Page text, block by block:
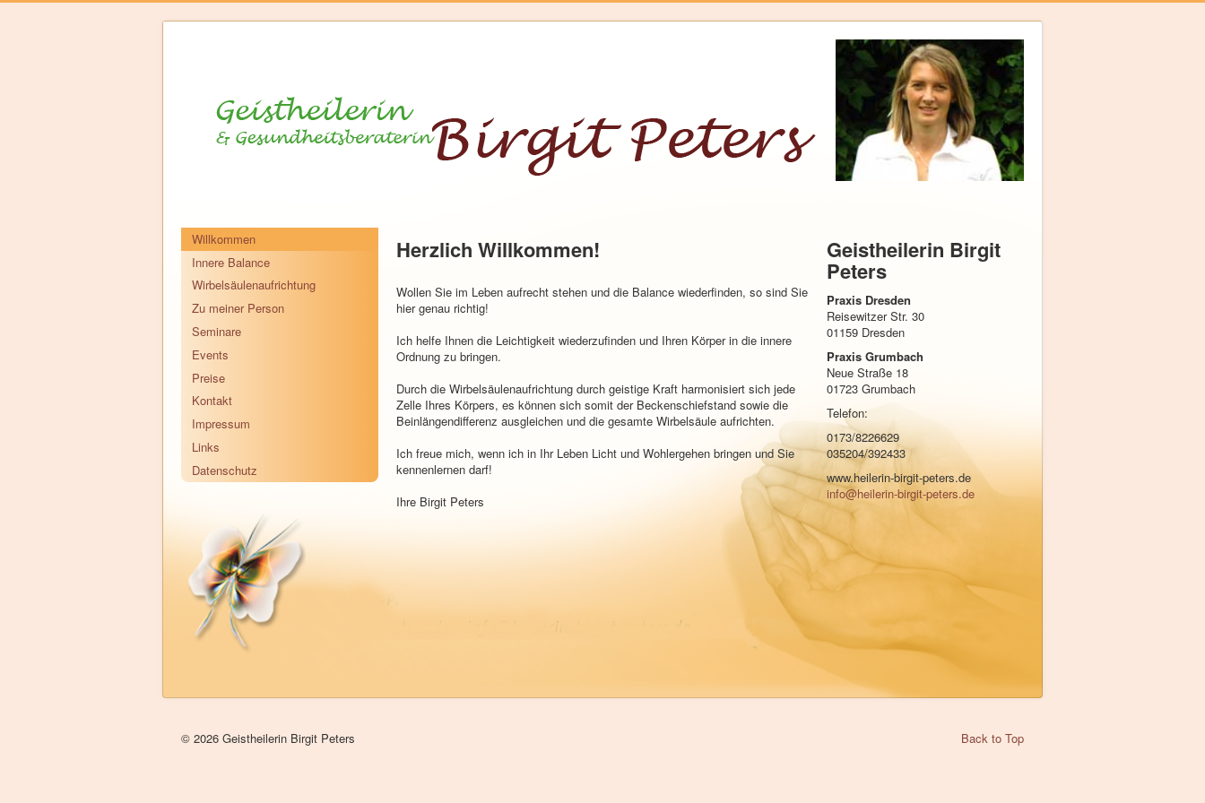
Willkommen
Innere Balance
Wirbelsäulenaufrichtung
Zu meiner Person
Seminare
Events
Preise
Kontakt
Impressum
Links
Datenschutz
Herzlich Willkommen!
Wollen Sie im Leben aufrecht stehen und die Balance wiederfinden, so sind Sie
hier genau richtig!
Ich helfe Ihnen die Leichtigkeit wiederzufinden und Ihren Körper in die innere
Ordnung zu bringen.
Durch die Wirbelsäulenaufrichtung durch geistige Kraft harmonisiert sich jede
Zelle Ihres Körpers, es können sich somit der Beckenschiefstand sowie die
Beinlängendifferenz ausgleichen und die gesamte Wirbelsäule aufrichten.
Ich freue mich, wenn ich in Ihr Leben Licht und Wohlergehen bringen und Sie
kennenlernen darf!
Ihre Birgit Peters
Geistheilerin Birgit
Peters
Praxis Dresden
Reisewitzer Str. 30
01159 Dresden
Praxis Grumbach
Neue Straße 18
01723 Grumbach
Telefon:
0173/8226629
035204/392433
www.heilerin-birgit-peters.de
info@heilerin-birgit-peters.de
Back to Top
© 2026 Geistheilerin Birgit Peters